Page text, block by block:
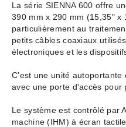
La série SIENNA 600 offre
390 mm x 290 mm (15,35" x
particulièrement au
petits câbles coaxiaux
électroniques et les
C'est une unité
avec une porte d'accès pour
Le système est contrôlé par
machine (IHM) à écran